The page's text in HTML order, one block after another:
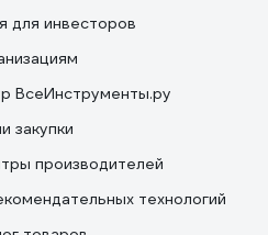
для инвесторов
ВсеИнструменты.ру
закупки
производителей
технологий